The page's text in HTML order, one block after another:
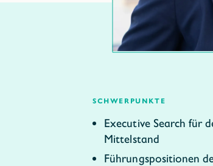
schwerpunkte
Executive Search für
Mittelstand
Führungspositionen